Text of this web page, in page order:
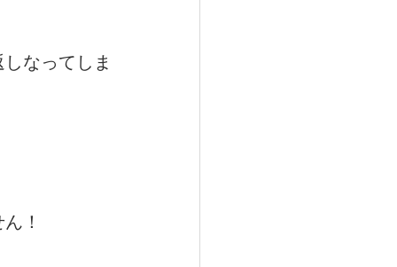
なってしま
！